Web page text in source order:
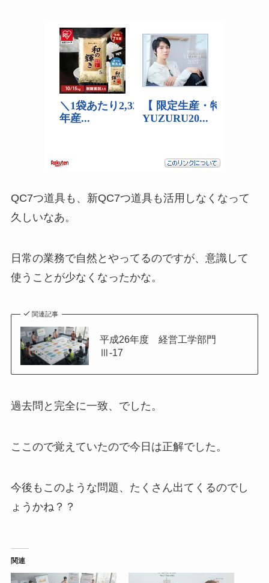
QC7つ道具も、新QC7つ道具も活用しなくなって
久しいなあ。
日常の業務で自然とやってるのですが、意識して
使うことが少なくなったかな。
関連記事
平成26年度 経営工学部門
Ⅲ-17
過去問と完全に一致、でした。
ここので覚えていたので今日は正解でした。
今後もこのような問題、たくさん出てくるのでし
ょうかね？？
関連